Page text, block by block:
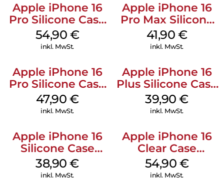
Apple iPhone 16
Pro Silicone Case
MagSafe Black
54,90 €
inkl. MwSt.
Apple iPhone 16
Pro Max Silicone
Case MagSafe
Ultramarine
41,90 €
inkl. MwSt.
Apple iPhone 16
Pro Silicone Case
MagSafe Denim
47,90 €
inkl. MwSt.
Apple iPhone 16
Plus Silicone Case
MagSafe Plum
39,90€
inkl. MwSt.
Apple iPhone 16
Silicone Case
MagSafe
Ultramarine
38,90€
inkl. MwSt.
Apple iPhone 16
Clear Case
MagSafe
Transparent
54,90 €
inkl. MwSt.